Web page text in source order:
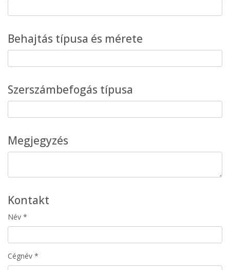
Behajtás típusa és mérete
Szerszámbefogás típusa
Megjegyzés
Kontakt
Név *
Cégnév *